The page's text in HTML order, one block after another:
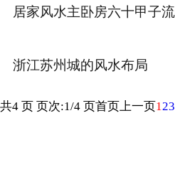
浙江苏州城的风水布局
共4 页 页次:1/4 页首页上一页123